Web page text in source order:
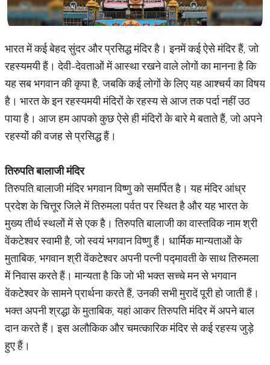
भारत में कई बेहद सुंदर और प्रसिद्ध मंदिर है। इनमें कई ऐसे मंदिर हैं, जो
रहस्यमयी हैं। देवी-देवताओं में आस्था रखने वाले लोगों का मानना है कि
यह सब भगवान की कृपा है, जबकि कई लोगों के लिए यह आश्चर्य का विषय
है। भारत के इन रहस्यमयी मंदिरों के रहस्य से आज तक पर्दा नहीं उठ
पाया है। आज हम आपको कुछ ऐसे ही मंदिरों के बारे मे बताते हैं, जो अपने
रहस्यों की वजह से प्रसिद्ध हैं।
तिरुपतिबालाजीमंदिर
तिरुपति बालाजी मंदिर भगवान विष्णु को समर्पित है। यह मंदिर आंध्र
प्रदेश के चित्तूर जिले में तिरुमला पर्वत पर स्थित है और यह भारत के
मुख्य तीर्थ स्थलों में से एक है। तिरुपति बालाजी का वास्तविक नाम श्री
वेंकटेश्वर स्वामी है, जो स्वयं भगवान विष्णु हैं। धार्मिक मान्यताओं के
मुताबिक, भगवान श्री वेंकटेश्वर अपनी पत्नी पद्मावती के साथ तिरुमला
में निवास करते हैं। मान्यता है कि जो भी भक्त सच्चे मन से भगवान
वेंकटेश्वर के सामने प्रार्थना करते हैं, उनकी सभी मुरादें पूरी हो जाती हैं।
भक्त अपनी श्रद्धा के मुताबिक, यहां आकर तिरुपति मंदिर में अपने बाल
दान करते हैं। इस अलौकिक और चमत्कारिक मंदिर से कई रहस्य जुड़े
हुए हैं।